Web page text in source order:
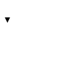
▼